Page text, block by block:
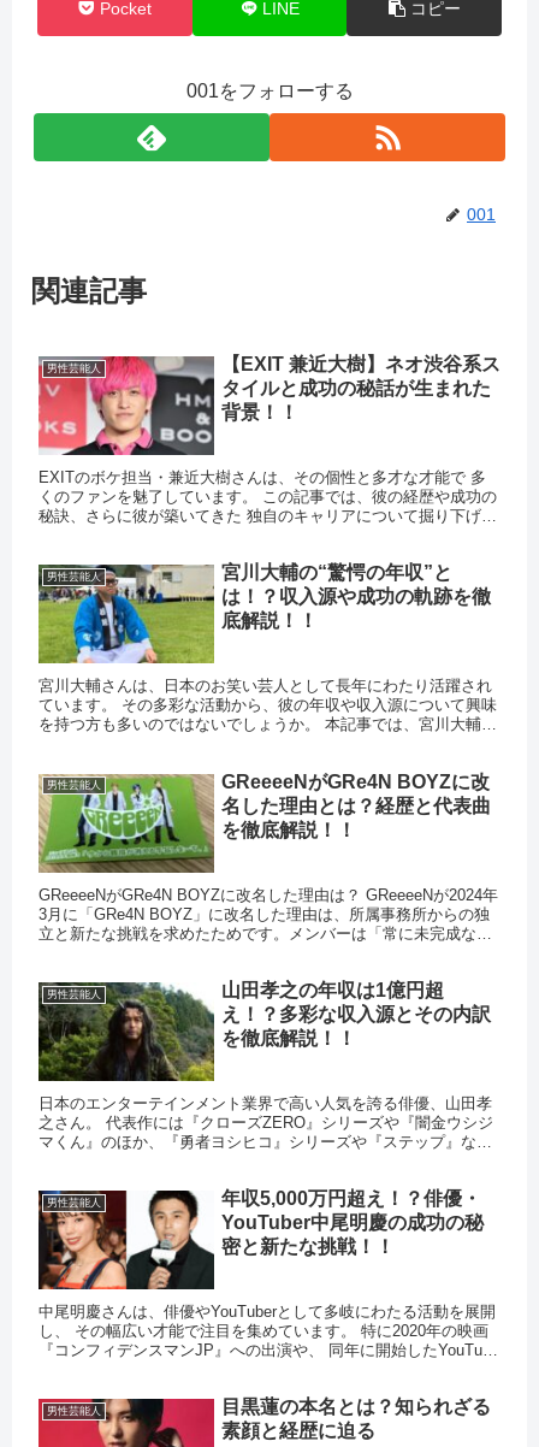
Pocket LINE コピー
001をフォローする
001
関連記事
男性芸能人
【EXIT 兼近大樹】ネオ渋谷系ス
タイルと成功の秘話が生まれた
背景！！
EXITのボケ担当・兼近大樹さんは、その個性と多才な才能で 多
くのファンを魅了しています。 この記事では、彼の経歴や成功の
秘訣、さらに彼が築いてきた 独自のキャリアについて掘り下げま
男性芸能人
宮川大輔の“驚愕の年収”と
は！？収入源や成功の軌跡を徹
底解説！！
宮川大輔さんは、日本のお笑い芸人として長年にわたり活躍され
ています。 その多彩な活動から、彼の年収や収入源について興味
を持つ方も多いのではないでしょうか。 本記事では、宮川大輔さ
男性芸能人
GReeeeNがGRe4N BOYZに改
名した理由とは？経歴と代表曲
を徹底解説！！
GReeeeNがGRe4N BOYZに改名した理由は？ GReeeeNが2024年
3月に「GRe4N BOYZ」に改名した理由は、所属事務所からの独
立と新たな挑戦を求めたためです。メンバーは「常に未完成なル
男性芸能人
山田孝之の年収は1億円超
え！？多彩な収入源とその内訳
を徹底解説！！
日本のエンターテインメント業界で高い人気を誇る俳優、山田孝
之さん。 代表作には『クローズZERO』シリーズや『闇金ウシジ
マくん』のほか、『勇者ヨシヒコ』シリーズや『ステップ』など
男性芸能人
年収5,000万円超え！？俳優・
YouTuber中尾明慶の成功の秘
密と新たな挑戦！！
中尾明慶さんは、俳優やYouTuberとして多岐にわたる活動を展開
し、 その幅広い才能で注目を集めています。 特に2020年の映画
『コンフィデンスマンJP』への出演や、 同年に開始したYouTube
男性芸能人
目黒蓮の本名とは？知られざる
素顔と経歴に迫る